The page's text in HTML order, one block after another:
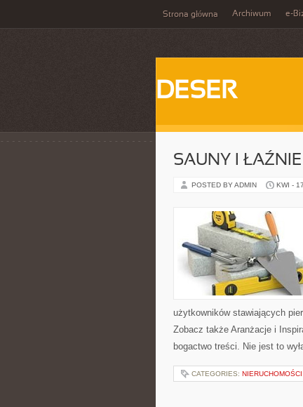
Strona główna Archiwum e-
DESER
SAUNY I ŁAŹNIE
POSTED BY ADMIN KWI -
użytkowników stawiających
Zobacz także Aranżacje i
bogactwo treści. Nie jest to
CATEGORIES: NIERUCHOMOŚCI